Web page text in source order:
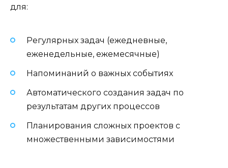
для:
Регулярных задач (ежедневные,
еженедельные, ежемесячные)
Напоминаний о важных событиях
Автоматического создания задач по
результатам других процессов
Планирования сложных проектов с
множественными зависимостями